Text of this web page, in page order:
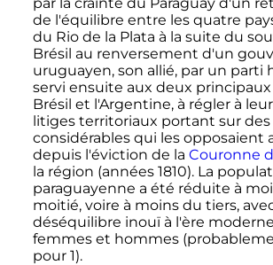
de l'équilibre entre les quatre
du Rio de la Plata à la suite du
Brésil au renversement d'un
uruguayen, son allié, par un parti
servi ensuite aux deux principaux
Brésil et l'Argentine, à régler à
litiges territoriaux portant sur
considérables qui les opposaient
depuis l'éviction de la Couronne
la région (années 1810). La
paraguayenne a été réduite à
moitié, voire à moins du tiers,
déséquilibre inouï à l'ère
femmes et hommes
pour 1).